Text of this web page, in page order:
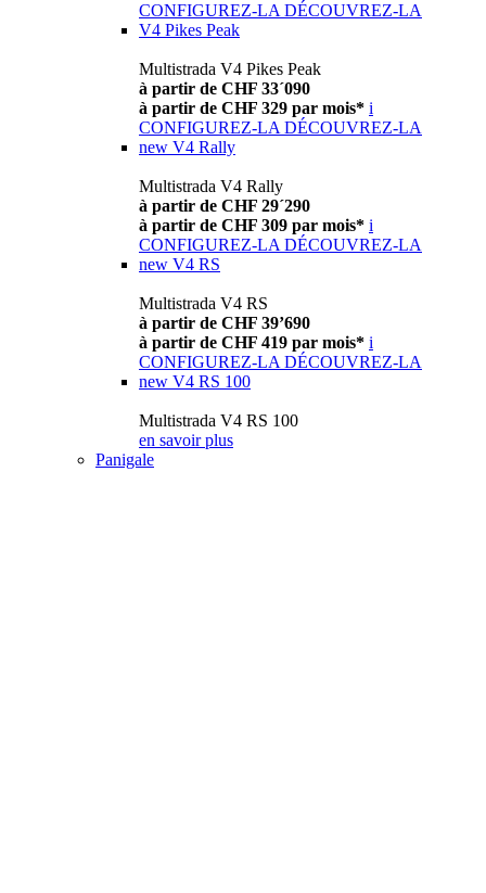
CONFIGUREZ-LA DÉCOUVREZ-LA
V4 Pikes Peak
Multistrada V4 Pikes Peak
à partir de CHF 33´090
à partir de CHF 329 par mois* i
CONFIGUREZ-LA DÉCOUVREZ-LA
new V4 Rally
Multistrada V4 Rally
à partir de CHF 29´290
à partir de CHF 309 par mois* i
CONFIGUREZ-LA DÉCOUVREZ-LA
new V4 RS
Multistrada V4 RS
à partir de CHF 39’690
à partir de CHF 419 par mois* i
CONFIGUREZ-LA DÉCOUVREZ-LA
new V4 RS 100
Multistrada V4 RS 100
en savoir plus
Panigale